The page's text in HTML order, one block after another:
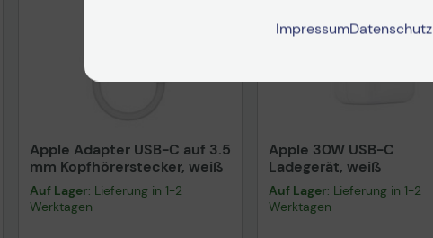
Apple Adapter USB-C auf 3.5
mm Kopfhörerstecker, weiß
Auf Lager: Lieferung in 1-2
Werktagen
Apple 30W USB-C
Ladegerät, weiß
Auf Lager: Lieferung in 1-2
Werktagen
ImpressumDatenschutz